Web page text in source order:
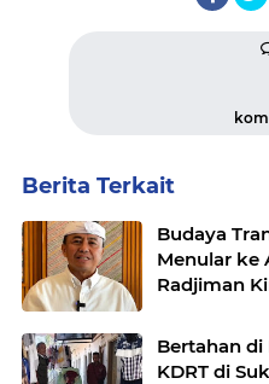
Berita Terkait
Budaya
Menular ke
Radjiman
Bertahan di
KDRT di